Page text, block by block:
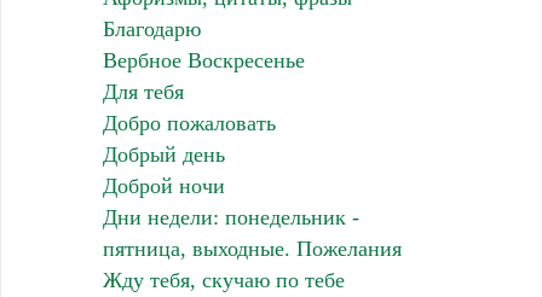
Благодарю
Вербное Воскресенье
Для тебя
Добро пожаловать
Добрый день
Доброй ночи
Дни недели: понедельник -
пятница, выходные. Пожелания
Жду тебя, скучаю по тебе